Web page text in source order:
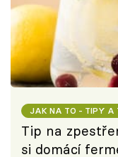
JAK NA TO - TIPY A
Tip na
si domácí